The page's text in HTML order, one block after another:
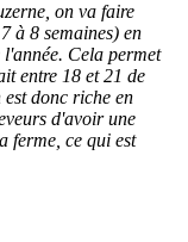
on va faire
à 8 semaines) en
Cela permet
entre 18 et 21 de
donc riche en
d'avoir une
ferme, ce qui est